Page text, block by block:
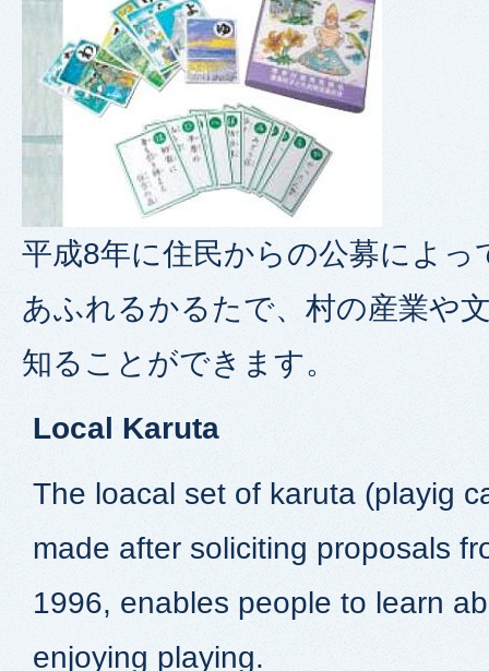
平成8年に住民からの公募によっ
あふれるかるたで、村の産業や
知ることができます。
Local Karuta
The loacal set of karuta (playig
made after soliciting proposals
1996, enables people to learn
enjoying playing.